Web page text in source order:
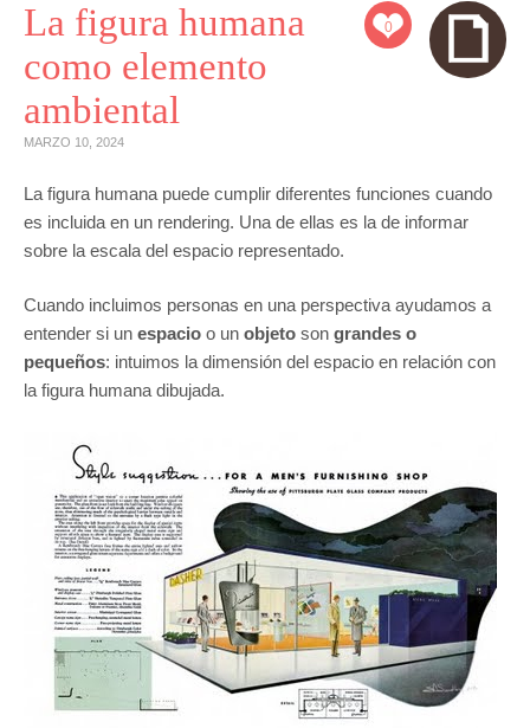
0
La figura humana
como elemento
ambiental
MARZO 10, 2024
La figura humana puede cumplir diferentes funciones cuando
es incluida en un rendering. Una de ellas es la de informar
sobre la escala del espacio representado.
Cuando incluimos personas en una perspectiva ayudamos a
entender si un espacio o un objeto son grandes o
pequeños: intuimos la dimensión del espacio en relación con
la figura humana dibujada.